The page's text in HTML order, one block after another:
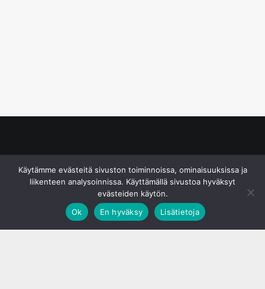
Käytämme evästeitä sivuston toiminnoissa, ominaisuuksissa ja
liikenteen analysoinnissa. Käyttämällä sivustoa hyväksyt
evästeiden käytön.
Ok
En hyväksy Lisätietoja